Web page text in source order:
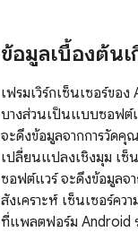
ข้อมูลเบื้องต้นเ
เฟรมเวิร์กเซ็นเซอร์ขอ
บางส่วนเป็นแบบซอฟต์
จะดึงข้อมูลจากการวัดคุ
เปลี่ยนแปลงเชิงมุม เซ็
ซอฟต์แวร์ จะดึงข้อมูลจา
สังเคราะห์ เซ็นเซอร์คว
ที่แพลตฟอร์ม Android